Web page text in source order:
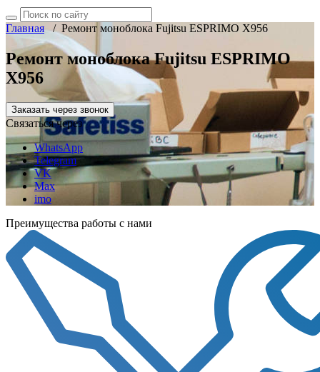
Главная/ Ремонт моноблока Fujitsu ESPRIMO X956
Ремонт моноблока Fujitsu ESPRIMO
X956
Заказать через звонок
Связаться через
WhatsApp
Telegram
VK
Max
imo
Преимущества работы с нами